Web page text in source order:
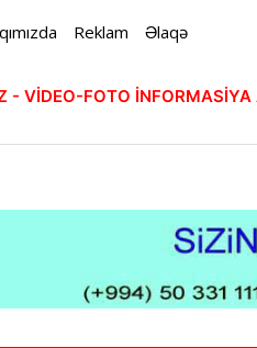
Reklam Əlaqə
- VİDEO-FOTO